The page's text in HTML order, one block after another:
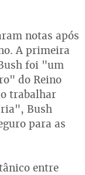
notas após
A primeira
foi "um
do Reino
trabalhar
Bush
para as
entre